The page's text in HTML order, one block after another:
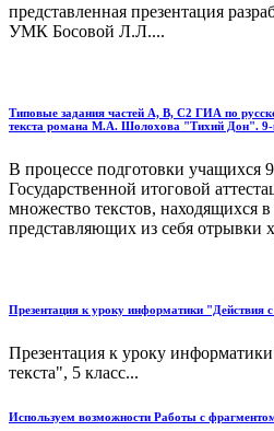
представленная презентация
УМК Босовой Л.Л....
Типовые задания частей А, В, С2 ГИА по
текста романа М.А. Шолохова "Тихий Дон". 9-
В процессе подготовки учащихся
Государственной итоговой
множество текстов, находящихся
представляющих из себя отрывки
Презентация к уроку информатики "Действия
Презентация к уроку
текста", 5 класс...
Используем возможности Работы с